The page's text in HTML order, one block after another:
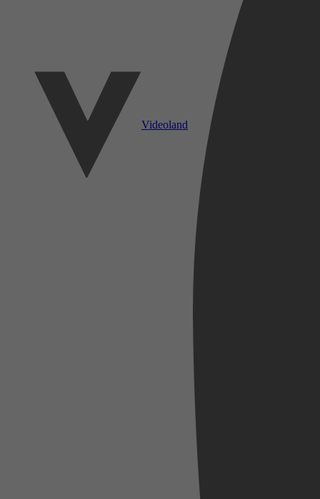
Videoland